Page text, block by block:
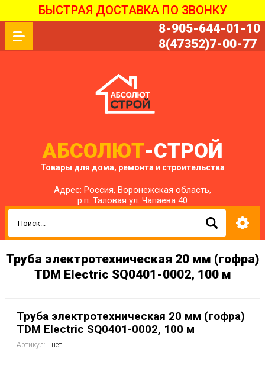
БЫСТРАЯ ДОСТАВКА ПО ЗВОНКУ
8-905-644-01-10
8(47352)7-00-77
АБСОЛЮТ-СТРОЙ
Товары для дома, ремонта и строительства
Адрес: Россия, Воронежская область,
р.п. Таловая ул. Чапаева 40
Труба электротехническая 20 мм (гофра)
TDM Electric SQ0401-0002, 100 м
Труба электротехническая 20 мм (гофра)
TDM Electric SQ0401-0002, 100 м
Артикул: нет